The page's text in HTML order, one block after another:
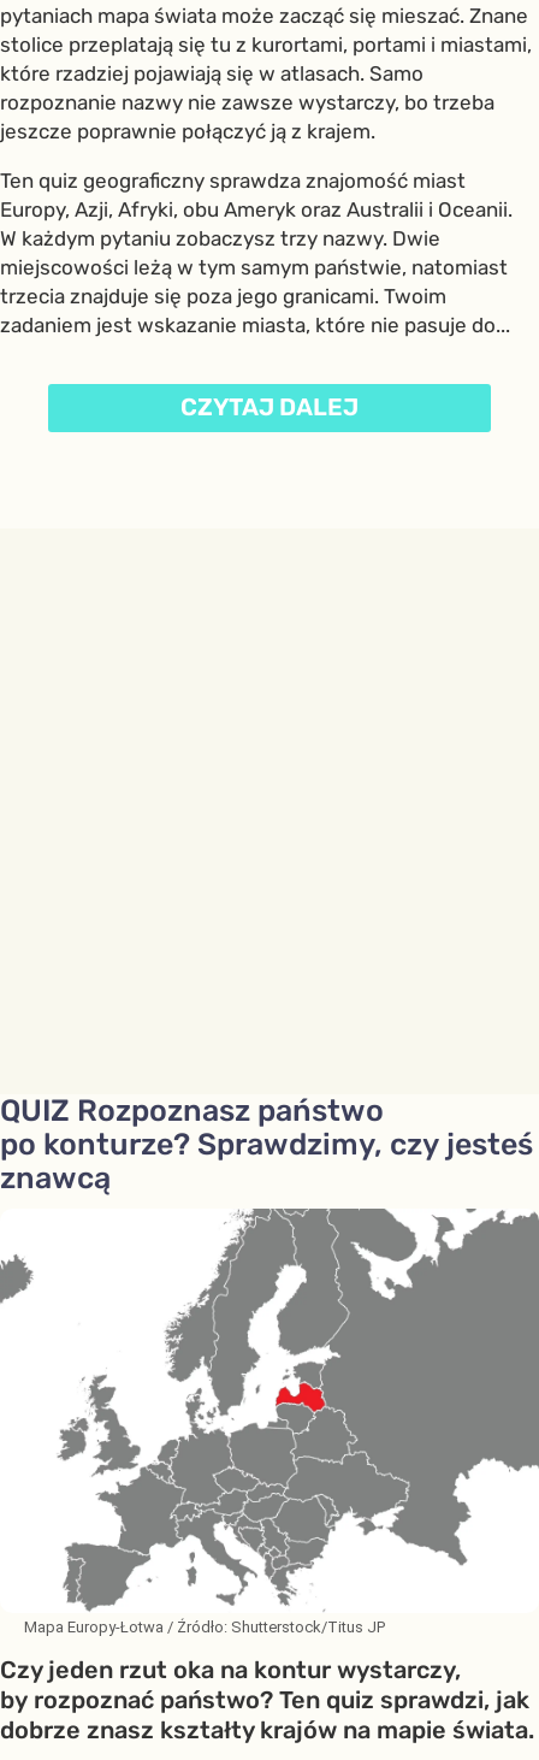
pytaniach mapa świata może zacząć się mieszać. Znane
stolice przeplatają się tu z kurortami, portami i miastami,
które rzadziej pojawiają się w atlasach. Samo
rozpoznanie nazwy nie zawsze wystarczy, bo trzeba
jeszcze poprawnie połączyć ją z krajem.
Ten quiz geograficzny sprawdza znajomość miast
Europy, Azji, Afryki, obu Ameryk oraz Australii i Oceanii.
W każdym pytaniu zobaczysz trzy nazwy. Dwie
miejscowości leżą w tym samym państwie, natomiast
trzecia znajduje się poza jego granicami. Twoim
zadaniem jest wskazanie miasta, które nie pasuje do...
CZYTAJ DALEJ
QUIZ Rozpoznasz państwo
po konturze? Sprawdzimy, czy jesteś
znawcą
Mapa Europy-Łotwa / Źródło: Shutterstock/Titus JP
Czy jeden rzut oka na kontur wystarczy,
by rozpoznać państwo? Ten quiz sprawdzi, jak
dobrze znasz kształty krajów na mapie świata.